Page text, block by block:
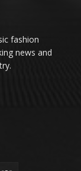
fashion
news and